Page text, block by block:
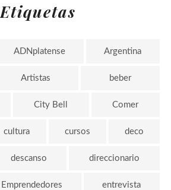
Etiquetas
ADNplatense Argentina
Artistas beber
City Bell Comer
cultura cursos deco
descanso direccionario
Emprendedores entrevista